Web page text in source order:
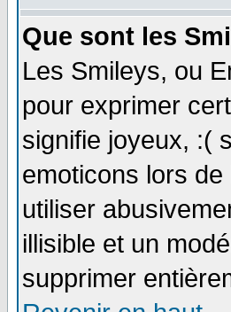
Que sont les
Les Smileys, ou
pour exprimer
signifie joyeux, :(
emoticons lors
utiliser
illisible et un
supprimer